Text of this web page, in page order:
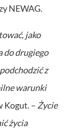
NEWAG.
jako
do drugiego
z
warunki
Kogut. – Życie
życia